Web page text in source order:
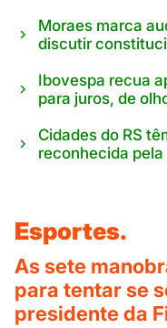
Moraes marca
discutir
Ibovespa recua
para juros, de
Cidades do RS
reconhecida pela
Esportes.
As sete
para tentar se
presidente da